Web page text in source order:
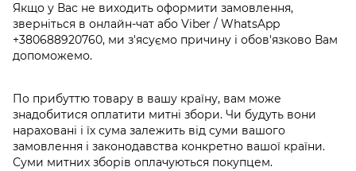
Якщо у Вас не виходить оформити замовлення,
зверніться в онлайн-чат або Viber / WhatsApp
+380688920760, ми з'ясуємо причину і обов'язково Вам
допоможемо.
По прибуттю товару в вашу країну, вам може
знадобитися оплатити митні збори. Чи будуть вони
нараховані і їх сума залежить від суми вашого
замовлення і законодавства конкретно вашої країни.
Суми митних зборів оплачуються покупцем.